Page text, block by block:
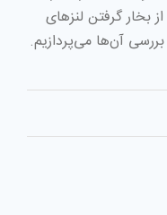
بخار گرفتن لنزهای
آن‌ها می‌پردازیم.